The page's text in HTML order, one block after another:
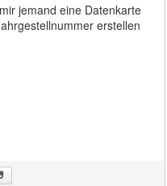
jemand eine Datenkarte
erstellen